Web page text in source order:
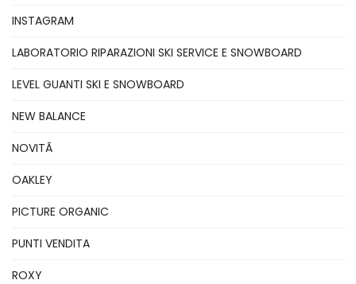
INSTAGRAM
LABORATORIO RIPARAZIONI SKI SERVICE E SNOWBOARD
LEVEL GUANTI SKI E SNOWBOARD
NEW BALANCE
NOVITÃ
OAKLEY
PICTURE ORGANIC
PUNTI VENDITA
ROXY